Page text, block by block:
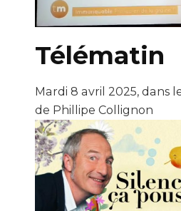
Télématin
Mardi 8 avril 2025, dans
de Phillipe Collignon